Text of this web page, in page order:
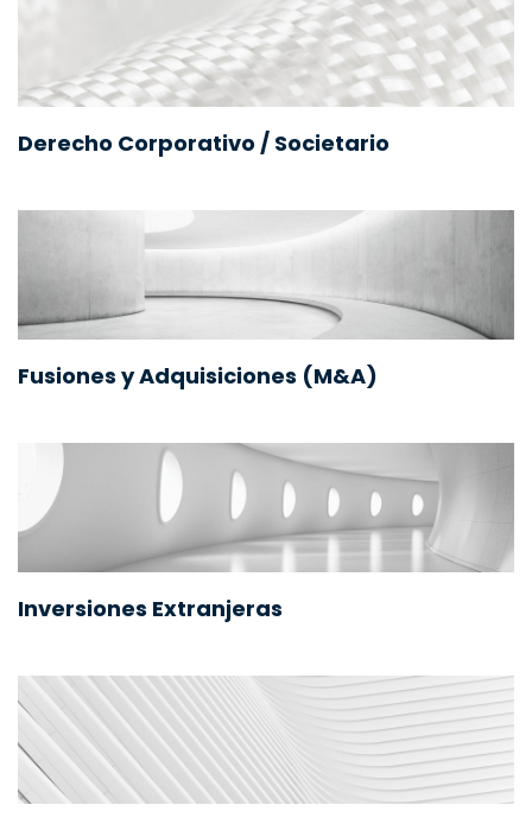
Derecho Corporativo / Societario
Fusiones y Adquisiciones (M&A)
Inversiones Extranjeras